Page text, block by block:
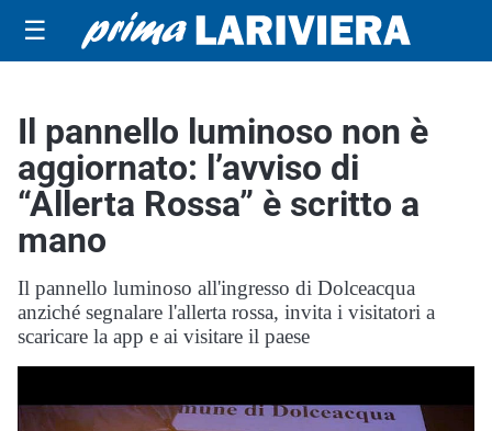
☰
Il pannello luminoso non è
aggiornato: l’avviso di
“Allerta Rossa” è scritto a
mano
Il pannello luminoso all'ingresso di Dolceacqua
anziché segnalare l'allerta rossa, invita i visitatori a
scaricare la app e ai visitare il paese